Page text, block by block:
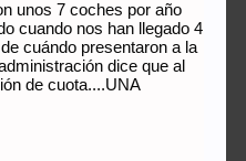
unos 7 coches por año
cuando nos han llegado 4
cuándo presentaron a la
dice que al
de cuota....UNA